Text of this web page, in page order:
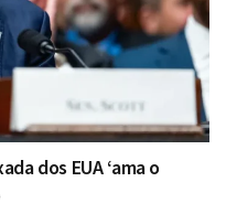
dos EUA ‘ama o